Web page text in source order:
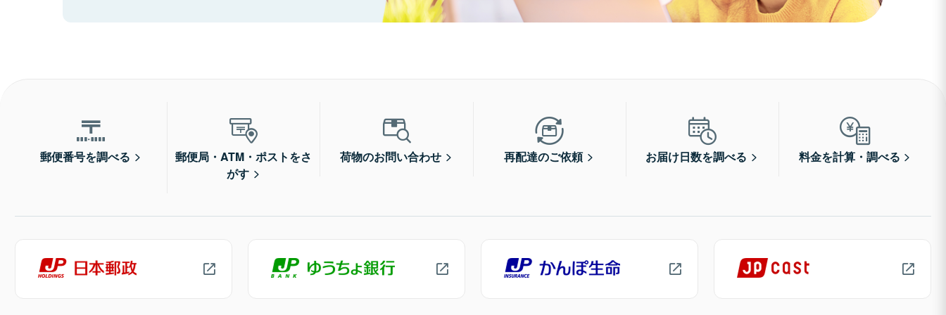
郵便番号を調べる
郵便局・ATM・ポストをさ
がす
荷物のお問い合わせ 再配達のご依頼 お届け日数を調べる 料金を計算・調べる